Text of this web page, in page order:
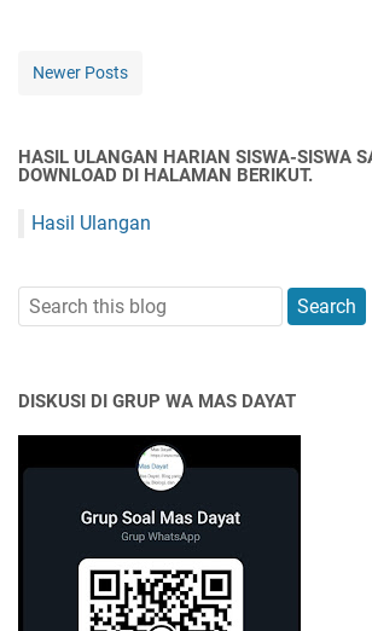
Newer Posts
HASIL ULANGAN HARIAN SISWA-SISWA
DOWNLOAD DI HALAMAN BERIKUT.
Hasil Ulangan
DISKUSI DI GRUP WA MAS DAYAT